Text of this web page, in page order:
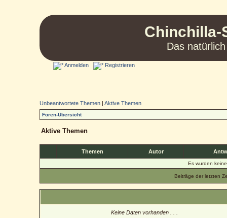
Chinchilla-
Das
Anmelden Registrieren
Unbeantwortete Themen |Aktive Themen
Foren-Übersicht
Aktive Themen
Themen Autor
Es wurden
Beiträge der letzten
Keine Daten vorhanden . . .